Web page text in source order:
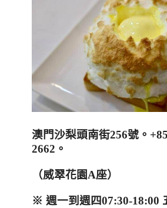
澳門沙梨頭南街256號。
2662 。
（威翠花園A座）
※ 週一到週四07:30-18:00